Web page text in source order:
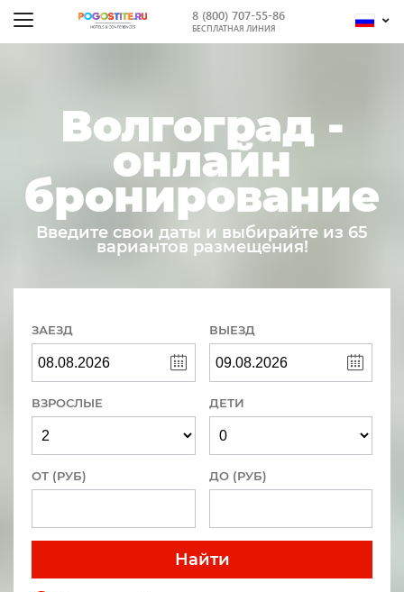
8 (800) 707-55-86
БЕСПЛАТНАЯ ЛИНИЯ
Волгоград -
онлайн
бронирование
Введите свои даты и выбирайте из 65
вариантов размещения!
ЗАЕЗД ВЫЕЗД
ВЗРОСЛЫЕ ДЕТИ
ОТ (РУБ) ДО (РУБ)
Найти